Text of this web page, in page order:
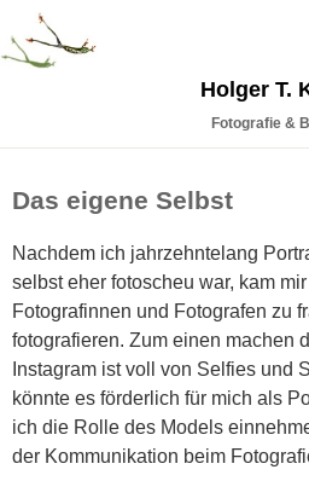
Holger T.
Fotografie &
Das eigene Selbst
Nachdem ich jahrzehntelang
selbst eher fotoscheu war, kam
Fotografinnen und Fotografen zu
fotografieren. Zum einen machen
Instagram ist voll von Selfies und
könnte es förderlich für mich als
ich die Rolle des Models
der Kommunikation beim